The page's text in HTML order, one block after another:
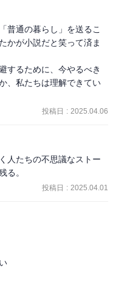
？」ということでしょう
た。
普通の暮らし」を送るこ
かが小説だと笑って済ま
するために、今やるべき
、私たちは理解できてい
投稿日 : 2025.04.06
人たちの不思議なストー
る。
投稿日 : 2025.04.01